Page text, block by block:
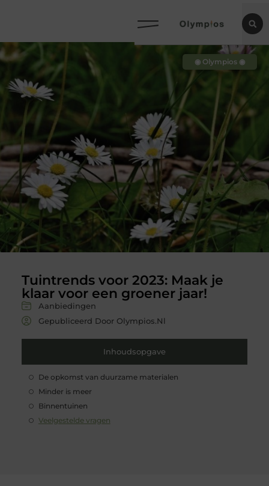
Tuintrends voor 2023: Maak je
klaar voor een groener jaar!
Aanbiedingen
Gepubliceerd Door Olympios.nl
Inhoudsopgave
De opkomst van duurzame materialen
Minder is meer
Binnentuinen
Veelgestelde vragen
◉ Olympios ◉